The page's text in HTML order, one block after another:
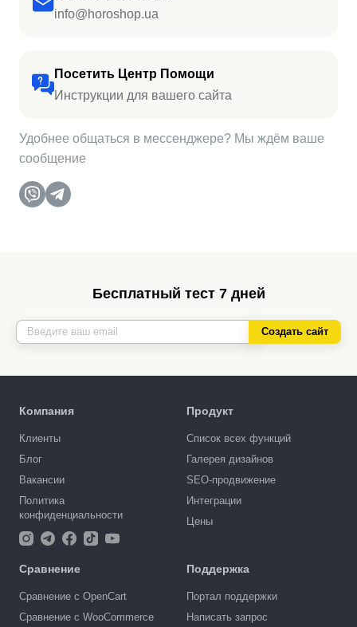
info@horoshop.ua
Посетить Центр Помощи
Инструкции для вашего сайта
Удобнее общаться в мессенджере? Мы ждём ваше
сообщение
Бесплатный тест 7 дней
Создать сайт
Компания
Клиенты
Блог
Вакансии
Политика
конфиденциальности
Продукт
Список всех функций
Галерея дизайнов
SEO-продвижение
Интеграции
Цены
Сравнение
Сравнение с OpenCart
Сравнение с WooCommerce
Поддержка
Портал поддержки
Написать запрос